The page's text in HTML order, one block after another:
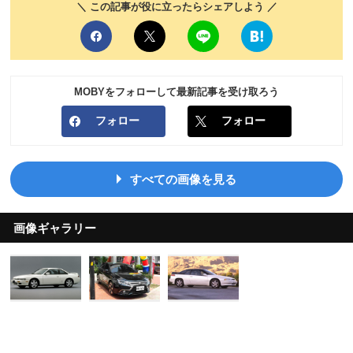
＼ この記事が役に立ったらシェアしよう ／
MOBYをフォローして最新記事を受け取ろう
フォロー フォロー
すべての画像を見る
画像ギャラリー